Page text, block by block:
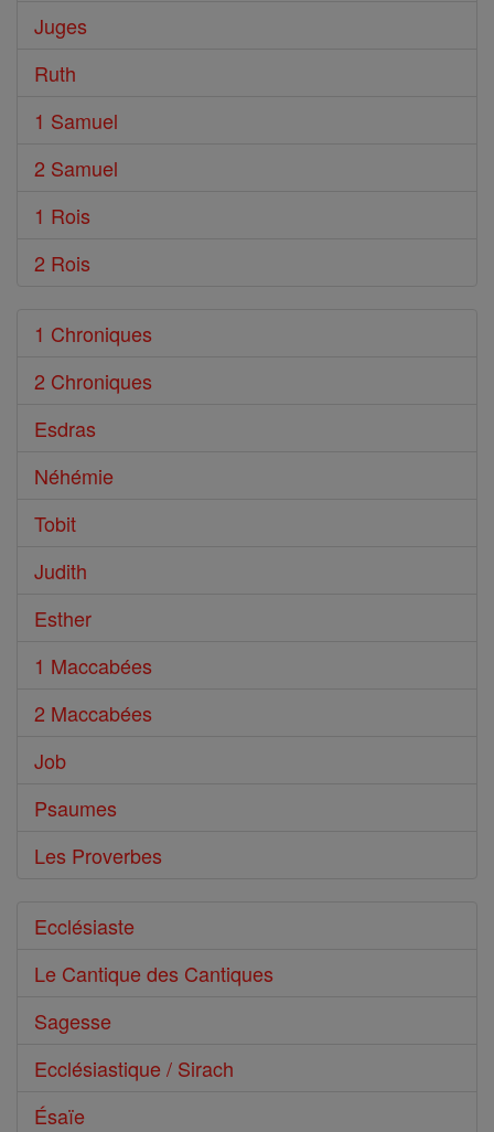
Juges
Ruth
1 Samuel
2 Samuel
1 Rois
2 Rois
1 Chroniques
2 Chroniques
Esdras
Néhémie
Tobit
Judith
Esther
1 Maccabées
2 Maccabées
Job
Psaumes
Les Proverbes
Ecclésiaste
Le Cantique des Cantiques
Sagesse
Ecclésiastique / Sirach
Ésaïe